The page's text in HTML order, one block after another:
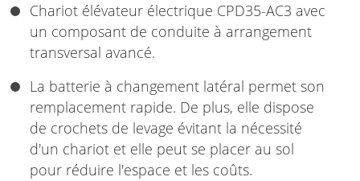
Chariot élévateur électrique CPD35-AC3 avec
un composant de conduite à arrangement
transversal avancé.
La batterie à changement latéral permet son
remplacement rapide. De plus, elle dispose
de crochets de levage évitant la nécessité
d'un chariot et elle peut se placer au sol
pour réduire l'espace et les coûts.